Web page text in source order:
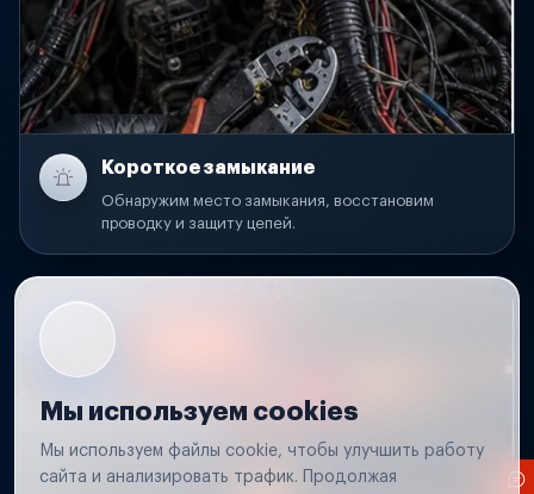
Короткое замыкание
Обнаружим место замыкания, восстановим
проводку и защиту цепей.
Мы используем cookies
Мы используем файлы cookie, чтобы улучшить работу
сайта и анализировать трафик. Продолжая